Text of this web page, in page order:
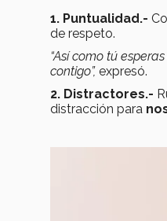
1. Puntualidad.-
de respeto.
“Así como tú
contigo”, expresó.
2. Distractores.-
distracción para